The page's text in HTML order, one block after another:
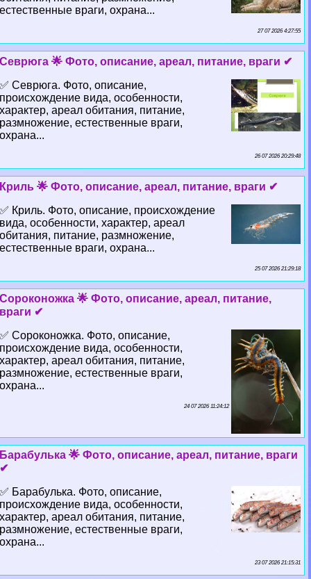
естественные враги, охрана...
27 07 2026 4:27:55
Севрюга 🌟 Фото, описание, ареал, питание, враги ✔
✅ Севрюга. Фото, описание,
происхождение вида, особенности,
хаpaктер, ареал обитания, питание,
размножение, естественные враги,
охрана...
26 07 2026 20:29:48
Криль 🌟 Фото, описание, ареал, питание, враги ✔
✅ Криль. Фото, описание, происхождение
вида, особенности, хаpaктер, ареал
обитания, питание, размножение,
естественные враги, охрана...
25 07 2026 21:29:18
Сороконожка 🌟 Фото, описание, ареал, питание,
враги ✔
✅ Сороконожка. Фото, описание,
происхождение вида, особенности,
хаpaктер, ареал обитания, питание,
размножение, естественные враги,
охрана...
24 07 2026 11:24:12
Баpaбулька 🌟 Фото, описание, ареал, питание, враги
✔
✅ Баpaбулька. Фото, описание,
происхождение вида, особенности,
хаpaктер, ареал обитания, питание,
размножение, естественные враги,
охрана...
23 07 2026 21:15:31